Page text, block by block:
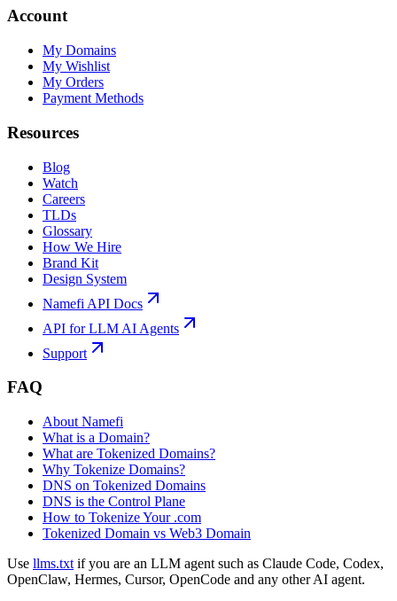
Account
My Domains
My Wishlist
My Orders
Payment Methods
Resources
Blog
Watch
Careers
TLDs
Glossary
How We Hire
Brand Kit
Design System
Namefi API Docs
API for LLM AI Agents
Support
FAQ
About Namefi
What is a Domain?
What are Tokenized Domains?
Why Tokenize Domains?
DNS on Tokenized Domains
DNS is the Control Plane
How to Tokenize Your .com
Tokenized Domain vs Web3 Domain
Use llms.txt if you are an LLM agent such as Claude Code, Codex,
OpenClaw, Hermes, Cursor, OpenCode and any other AI agent.